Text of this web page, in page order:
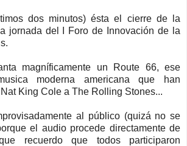
dos minutos) ésta el cierre de la
jornada del I Foro de Innovación de la
magníficamente un Route 66, ese
moderna americana que han
King Cole a The Rolling Stones...
al público (quizá no se
el audio procede directamente de
recuerdo que todos participaron